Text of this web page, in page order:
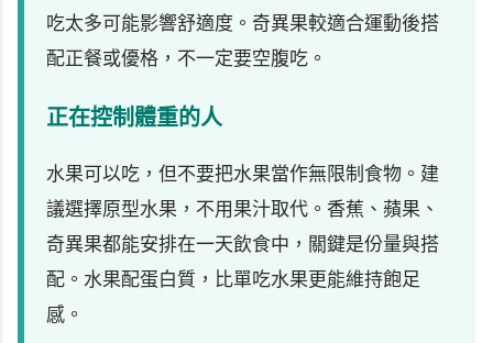
吃太多可能影響舒適度。奇異果較適合運動後搭
配正餐或優格，不一定要空腹吃。
正在控制體重的人
水果可以吃，但不要把水果當作無限制食物。建
議選擇原型水果，不用果汁取代。香蕉、蘋果、
奇異果都能安排在一天飲食中，關鍵是份量與搭
配。水果配蛋白質，比單吃水果更能維持飽足
感。